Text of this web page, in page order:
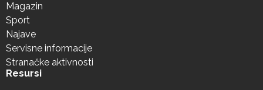
Magazin
Sport
Najave
Servisne informacije
Stranačke aktivnosti
Resursi